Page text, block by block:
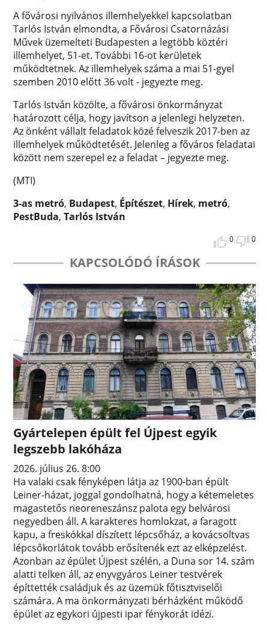
A fővárosi nyilvános illemhelyekkel kapcsolatban
Tarlós István elmondta, a Fővárosi Csatornázási
Művek üzemelteti Budapesten a legtöbb köztéri
illemhelyet, 51-et. További 16-ot kerületek
működtetnek. Az illemhelyek száma a mai 51-gyel
szemben 2010 előtt 36 volt - jegyezte meg.
Tarlós István közölte, a fővárosi önkormányzat
határozott célja, hogy javítson a jelenlegi helyzeten.
Az önként vállalt feladatok közé felveszik 2017-ben az
illemhelyek működtetését. Jelenleg a főváros feladatai
között nem szerepel ez a feladat – jegyezte meg.
(MTI)
3-as metró, Budapest, Építészet, Hírek, metró,
PestBuda,Tarlós István
0 0
KAPCSOLÓDÓ ÍRÁSOK
Gyártelepen épült fel Újpest egyik
legszebb lakóháza
2026. július 26. 8:00
Ha valaki csak fényképen látja az 1900-ban épült
Leiner-házat, joggal gondolhatná, hogy a kétemeletes
magastetős neoreneszánsz palota egy belvárosi
negyedben áll. A karakteres homlokzat, a faragott
kapu, a freskókkal díszített lépcsőház, a kovácsoltvas
lépcsőkorlátok tovább erősítenék ezt az elképzelést.
Azonban az épület Újpest szélén, a Duna sor 14. szám
alatti telken áll, az enyvgyáros Leiner testvérek
építtették családjuk és az üzemük főtisztviselői
számára. A ma önkormányzati bérházként működő
épület az egykori újpesti ipar fénykorát idézi.